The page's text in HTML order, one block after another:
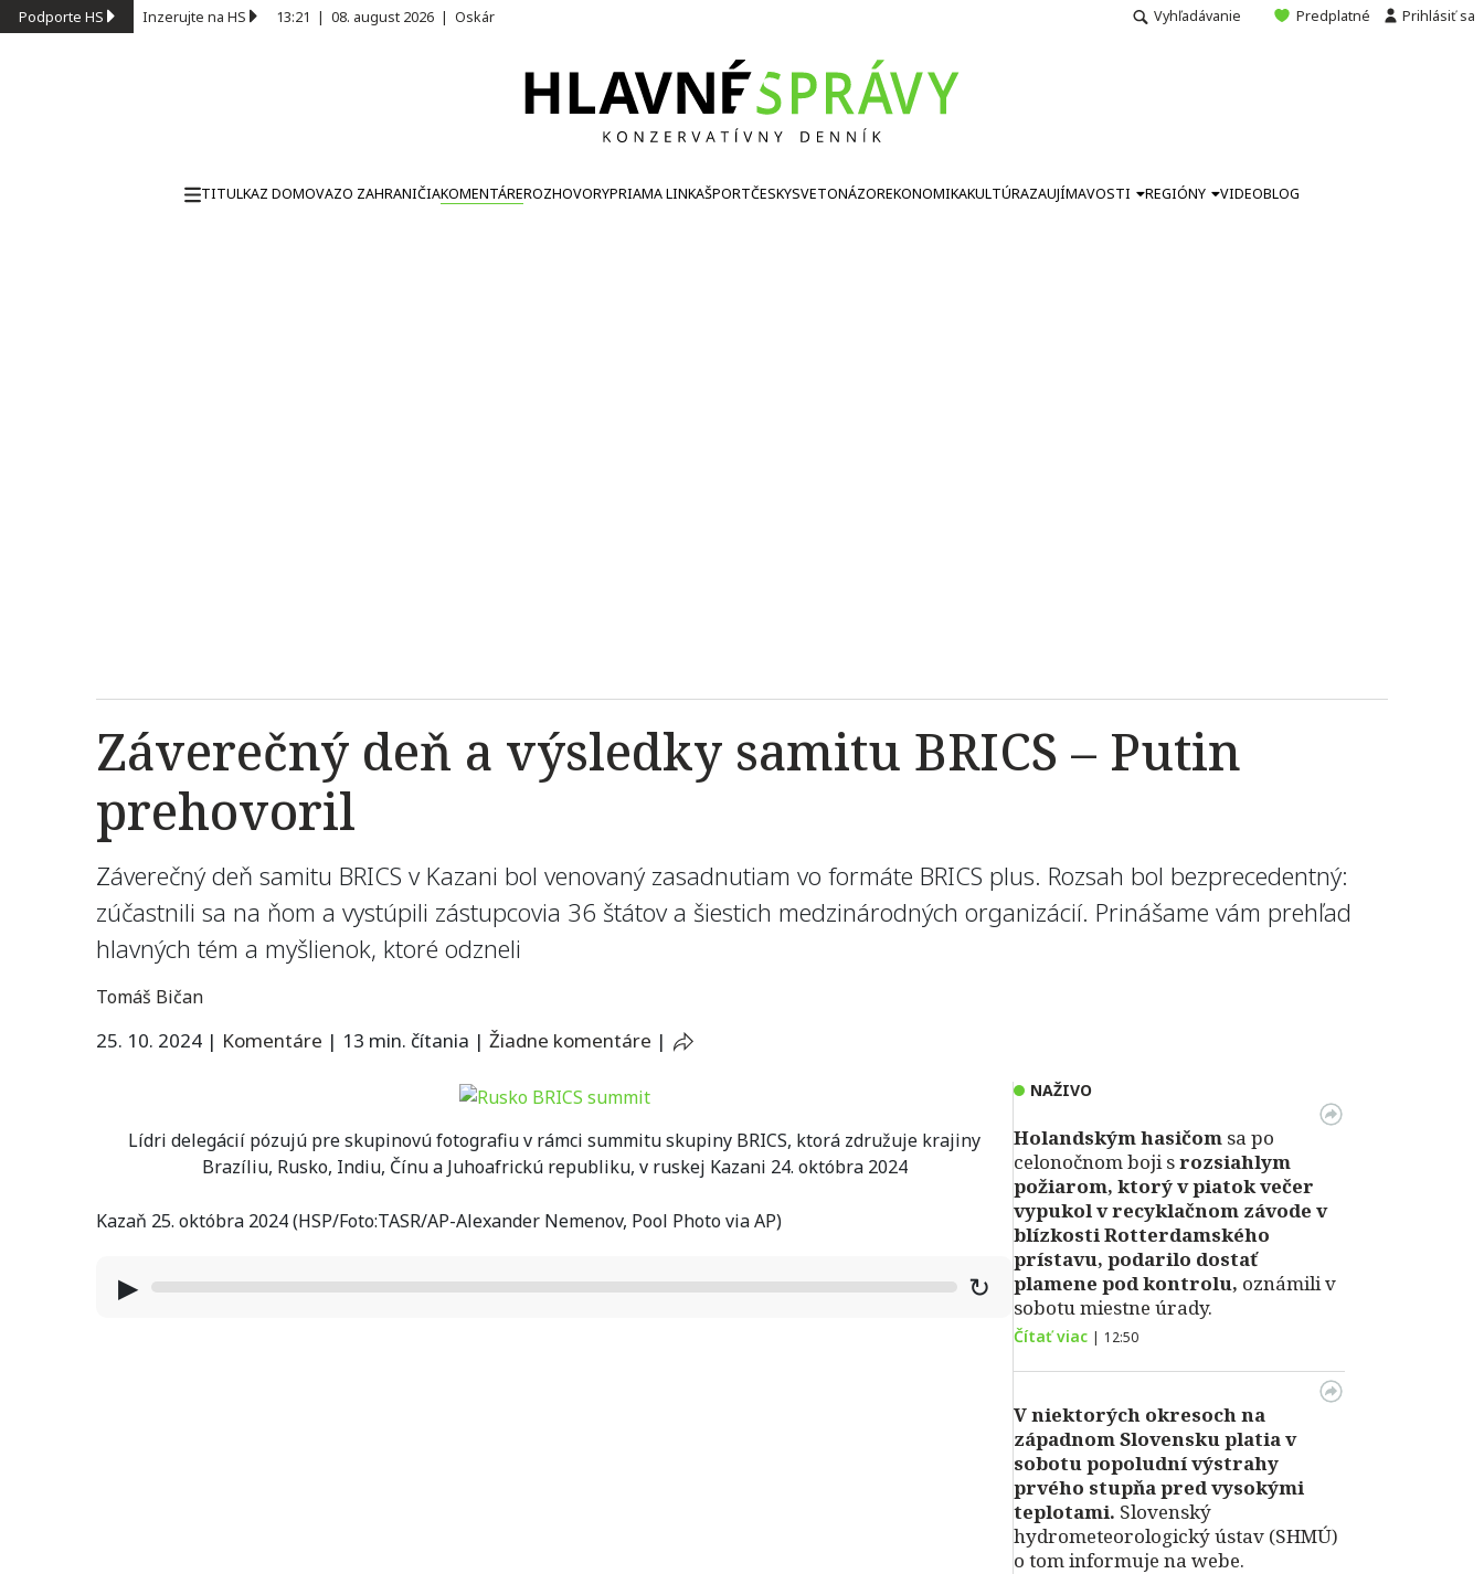
Podporte HS Inzerujte na HS 13:21 | 08. august 2026 | Oskár Vyhľadávanie Predplatné Prihlásiť sa
TITULKAZ DOMOVAZO ZAHRANIČIAKOMENTÁREROZHOVORYPRIAMA LINKAŠPORTČESKYSVETONÁZOREKONOMIKAKULTÚRAZAUJÍMAVOSTI REGIÓNY VIDEOBLOG
Záverečný deň a výsledky samitu BRICS – Putin
prehovoril
Záverečný deň samitu BRICS v Kazani bol venovaný zasadnutiam vo formáte BRICS plus. Rozsah bol bezprecedentný:
zúčastnili sa na ňom a vystúpili zástupcovia 36 štátov a šiestich medzinárodných organizácií. Prinášame vám prehľad
hlavných tém a myšlienok, ktoré odzneli
Tomáš Bičan
25. 10. 2024 | Komentáre | 13 min. čítania | Žiadne komentáre |
Lídri delegácií pózujú pre skupinovú fotografiu v rámci summitu skupiny BRICS, ktorá združuje krajiny
Brazíliu, Rusko, Indiu, Čínu a Juhoafrickú republiku, v ruskej Kazani 24. októbra 2024
Kazaň 25. októbra 2024 (HSP/Foto:TASR/AP-Alexander Nemenov, Pool Photo via AP)
▶ ↻
NAŽIVO
Holandským hasičom sa po
celonočnom boji srozsiahlym
požiarom, ktorý v piatok večer
vypukol v recyklačnom závode v
blízkosti Rotterdamského
prístavu, podarilo dostať
plamene pod kontrolu, oznámili v
sobotu miestne úrady.
Čítať viac | 12:50
V niektorých okresoch na
západnom Slovensku platia v
sobotu popoludní výstrahy
prvého stupňa pred vysokými
teplotami. Slovenský
hydrometeorologický ústav (SHMÚ)
o tom informuje na webe.